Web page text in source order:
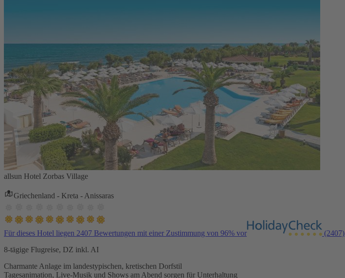
allsun Hotel Zorbas Village
Griechenland - Kreta - Anissaras
Für dieses Hotel liegen 2407 Bewertungen mit einer Zustimmung von 96% vor (2407)
8-tägige Flugreise, DZ inkl. AI
Charmante Anlage im landestypischen, kretischen Dorfstil
Tagesanimation, Live-Musik und Shows am Abend sorgen für Unterhaltung